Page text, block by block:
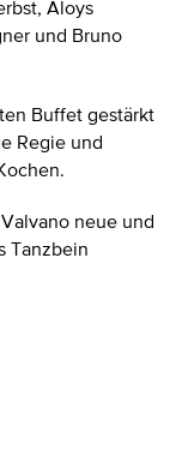
Aloys
und Bruno
Buffet gestärkt
Regie und
neue und
Tanzbein